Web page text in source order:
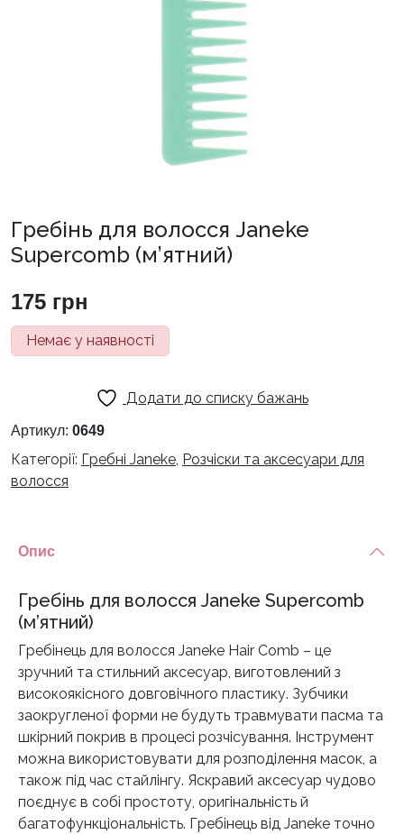
Гребінь для волосся Janeke
Supercomb (м’ятний)
175 грн
Немає у наявності
Додати до списку бажань
Артикул: 0649
Категорії: Гребні Janeke, Розчіски та аксесуари для
волосся
Опис
Гребінь для волосся Janeke Supercomb
(м’ятний)
Гребінець для волосся Janeke Hair Comb – це
зручний та стильний аксесуар, виготовлений з
високоякісного довговічного пластику. Зубчики
заокругленої форми не будуть травмувати пасма та
шкірний покрив в процесі розчісування. Інструмент
можна використовувати для розподілення масок, а
також під час стайлінгу. Яскравий аксесуар чудово
поєднує в собі простоту, оригінальність й
багатофункціональність. Гребінець від Janeke точно